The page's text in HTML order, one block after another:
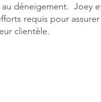
au déneigement. Joey
requis pour
clientèle.